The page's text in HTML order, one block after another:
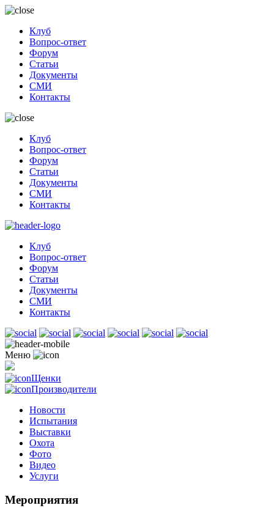
Клуб
Вопрос-ответ
Форум
Статьи
Документы
СМИ
Контакты
Клуб
Вопрос-ответ
Форум
Статьи
Документы
СМИ
Контакты
Клуб
Вопрос-ответ
Форум
Статьи
Документы
СМИ
Контакты
Меню
Щенки
Производители
Новости
Испытания
Выставки
Охота
Фото
Видео
Услуги
Мероприятия